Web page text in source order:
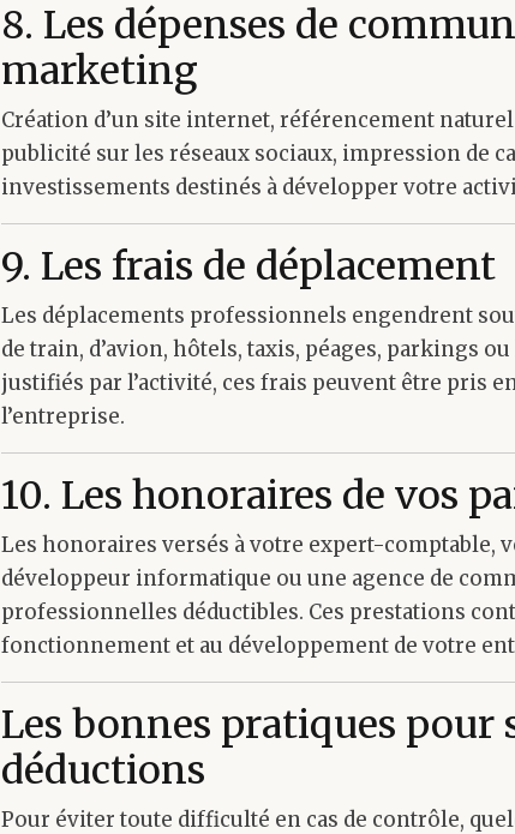
8. Les dépenses de
marketing
Création d’un site internet, référencement naturel
publicité sur les réseaux sociaux, impression de
investissements destinés à développer votre
9. Les frais de déplacement
Les déplacements professionnels engendrent
de train, d’avion, hôtels, taxis, péages, parkings
justifiés par l’activité, ces frais peuvent être pris
l’entreprise.
10. Les honoraires de vos
Les honoraires versés à votre expert-comptable,
développeur informatique ou une agence de
professionnelles déductibles. Ces prestations
fonctionnement et au développement de votre
Les bonnes pratiques pour
déductions
Pour éviter toute difficulté en cas de contrôle,